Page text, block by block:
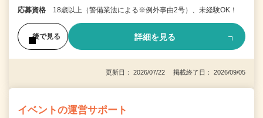
応募資格 18歳以上（警備業法による※例外事由2号）、未経験OK！
後で見る 詳細を見る
更新日： 2026/07/22 掲載終了日： 2026/09/05
イベントの運営サポート